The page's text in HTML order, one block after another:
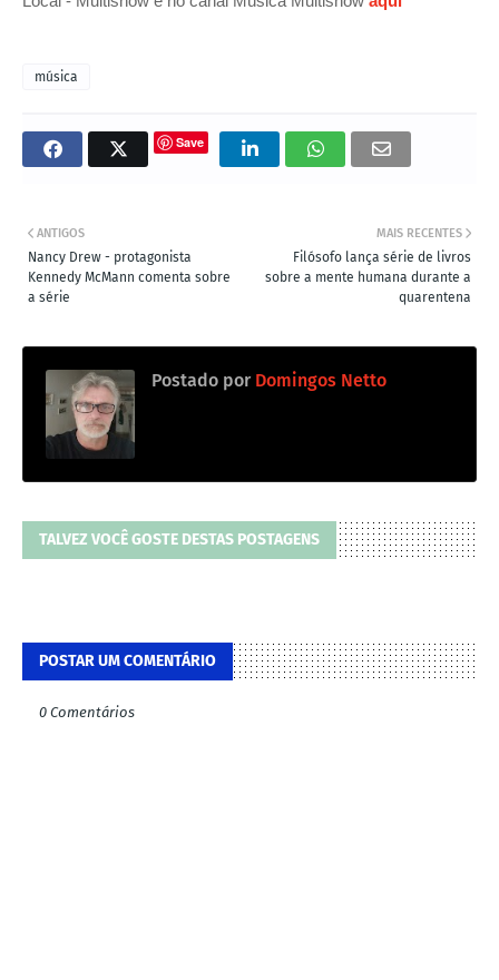
música
Save
MAIS RECENTES
Filósofo lança série de livros
sobre a mente humana durante a
quarentena
ANTIGOS
Nancy Drew - protagonista
Kennedy McMann comenta sobre
a série
Postado por Domingos Netto
TALVEZ VOCÊ GOSTE DESTAS POSTAGENS
POSTAR UM COMENTÁRIO
0 Comentários